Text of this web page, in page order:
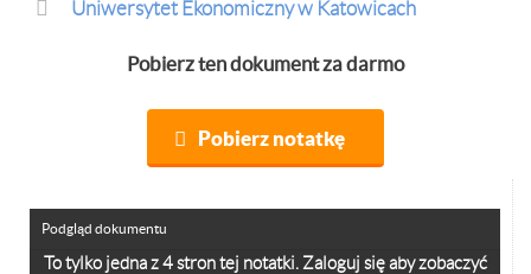
Uniwersytet Ekonomiczny w Katowicach
Pobierz ten dokument za darmo
Pobierz notatkę
To tylko jedna z 4 stron tej notatki. Zaloguj się aby zobaczyć
Podgląd dokumentu